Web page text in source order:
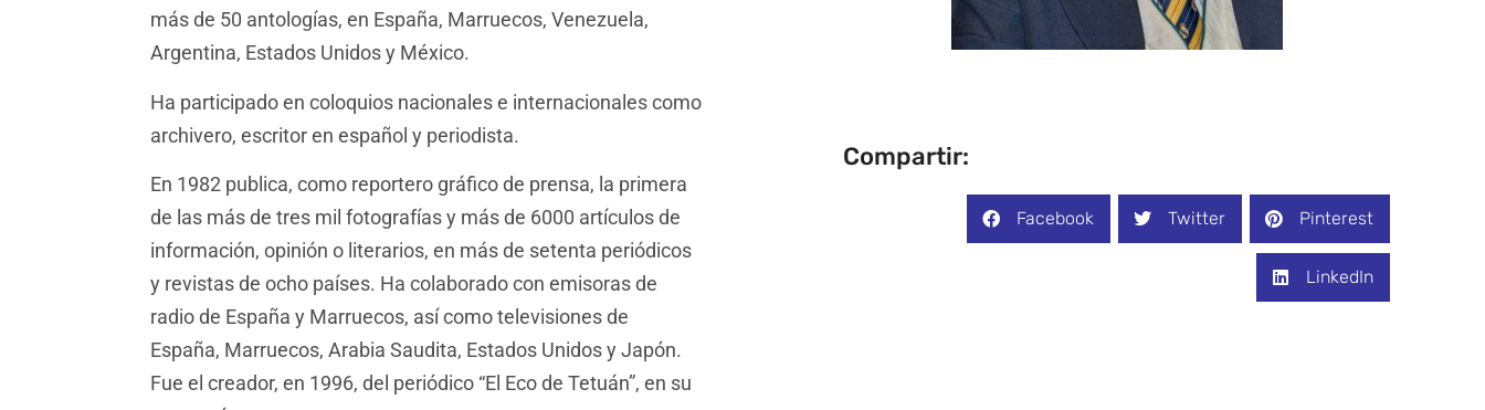
más de 50 antologías, en España, Marruecos, Venezuela,
Argentina, Estados Unidos y México.
Ha participado en coloquios nacionales e internacionales como
archivero, escritor en español y periodista.
En 1982 publica, como reportero gráfico de prensa, la primera
de las más de tres mil fotografías y más de 6000 artículos de
información, opinión o literarios, en más de setenta periódicos
y revistas de ocho países. Ha colaborado con emisoras de
radio de España y Marruecos, así como televisiones de
España, Marruecos, Arabia Saudita, Estados Unidos y Japón.
Fue el creador, en 1996, del periódico “El Eco de Tetuán”, en su
Compartir:
Facebook Twitter Pinterest
LinkedIn